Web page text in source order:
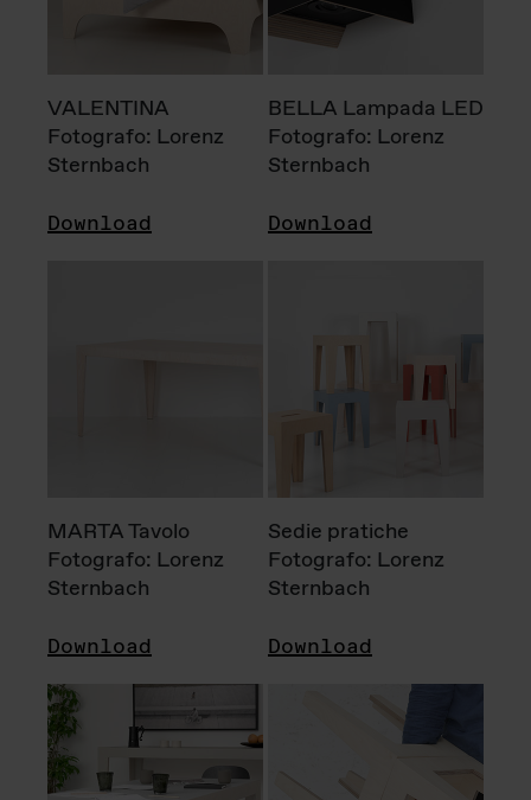
VALENTINA
Fotografo: Lorenz
Sternbach
Download
BELLA Lampada LED
Fotografo: Lorenz
Sternbach
Download
MARTA Tavolo
Fotografo: Lorenz
Sternbach
Download
Sedie pratiche
Fotografo: Lorenz
Sternbach
Download